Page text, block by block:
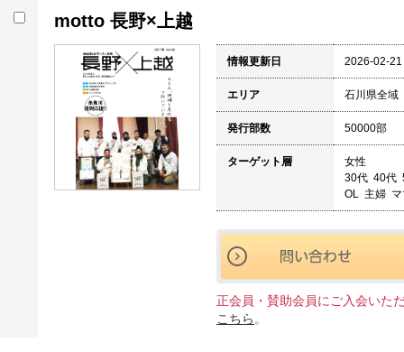
motto 長野×上越
情報更新日 2026-02-
エリア 石川県全域
発行部数 50000部
ターゲット層
女性
30代 40代
OL 主婦
正会員・賛助会員にご入会いた
こちら 。